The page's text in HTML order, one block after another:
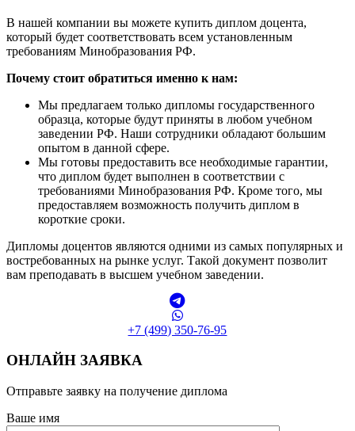
В нашей компании вы можете купить диплом доцента,
который будет соответствовать всем установленным
требованиям Минобразования РФ.
Почему стоит обратиться именно к нам:
Мы предлагаем только дипломы государственного
образца, которые будут приняты в любом учебном
заведении РФ. Наши сотрудники обладают большим
опытом в данной сфере.
Мы готовы предоставить все необходимые гарантии,
что диплом будет выполнен в соответствии с
требованиями Минобразования РФ. Кроме того, мы
предоставляем возможность получить диплом в
короткие сроки.
Дипломы доцентов являются одними из самых популярных и
востребованных на рынке услуг. Такой документ позволит
вам преподавать в высшем учебном заведении.
+7 (499) 350-76-95
ОНЛАЙН ЗАЯВКА
Отправьте заявку на получение диплома
Ваше имя